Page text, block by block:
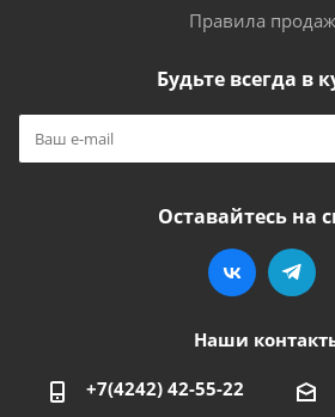
Правила
Будьте всегда в
Оставайтесь на
Наши
+7(4242) 42-55-22